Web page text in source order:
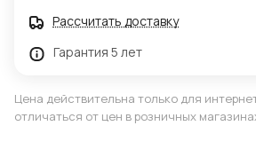
Рассчитать доставку
Гарантия 5 лет
Цена действительна только для
отличаться от цен в розничных